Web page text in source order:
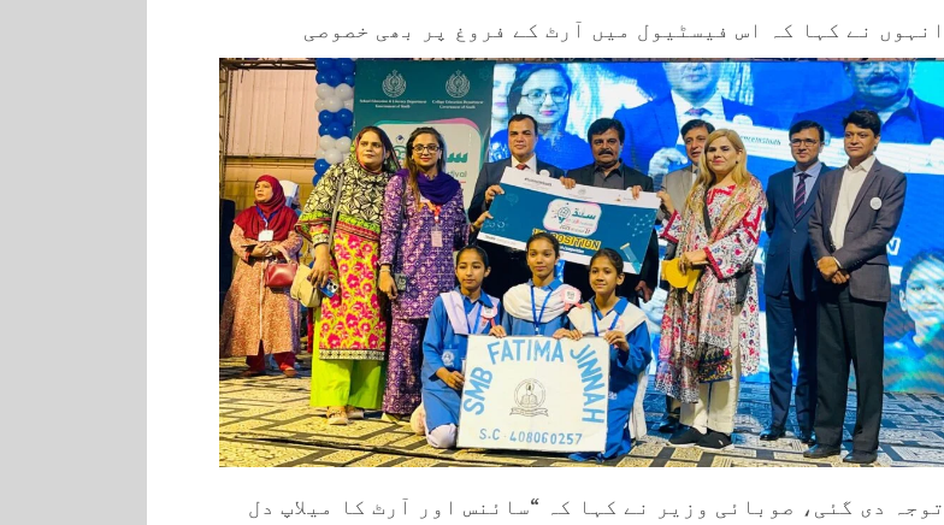
انہوں نے کہا کہ اس فیسٹیول میں آرٹ کے فروغ پر بھی خصوصی
توجہ دی گئی، صوبائی وزیر نے کہا کہ “سائنس اور آرٹ کا میلاپ دل